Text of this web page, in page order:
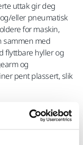
uttak gir deg
eller pneumatisk
for maskin,
sammen med
flyttbare hyller og
og
pent plassert, slik
behovene du har.
av maskiner og